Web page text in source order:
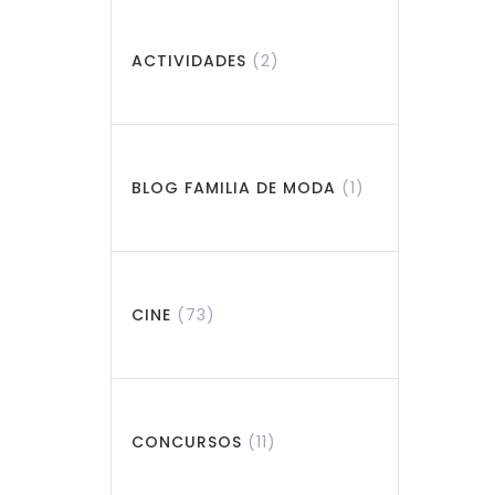
ACTIVIDADES (2)
BLOG FAMILIA DE MODA (1)
CINE (73)
CONCURSOS (11)